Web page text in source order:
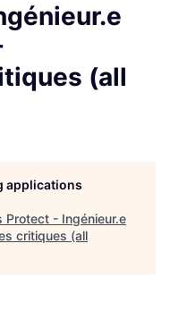
(all
applications
Protect - Ingénieur.e
critiques (all